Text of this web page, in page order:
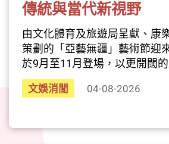
傳統與當代新視野
由文化體育及旅遊局呈獻、康
策劃的「亞藝無疆」藝術節迎
於9月至11月登場，以更開闊
持續拓展創作邊界，串連多元
話。本屆藝術節以「蘊藝新詮
文娛消閒 04-08-2026